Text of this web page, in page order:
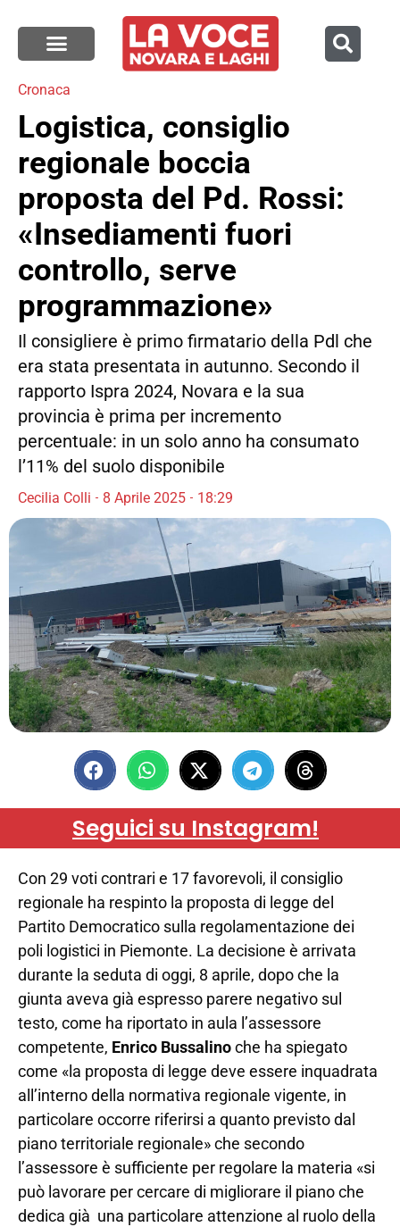
Cronaca
Logistica, consiglio
regionale boccia
proposta del Pd. Rossi:
«Insediamenti fuori
controllo, serve
programmazione»
Il consigliere è primo firmatario della Pdl che
era stata presentata in autunno. Secondo il
rapporto Ispra 2024, Novara e la sua
provincia è prima per incremento
percentuale: in un solo anno ha consumato
l’11% del suolo disponibile
Cecilia Colli 8 Aprile 2025 18:29
Seguici su Instagram!
Con 29 voti contrari e 17 favorevoli, il consiglio
regionale ha respinto la proposta di legge del
Partito Democratico sulla regolamentazione dei
poli logistici in Piemonte. La decisione è arrivata
durante la seduta di oggi, 8 aprile, dopo che la
giunta aveva già espresso parere negativo sul
testo, come ha riportato in aula l’assessore
competente, Enrico Bussalinoche ha spiegato
come «la proposta di legge deve essere inquadrata
all’interno della normativa regionale vigente, in
particolare occorre riferirsi a quanto previsto dal
piano territoriale regionale» che secondo
l’assessore è sufficiente per regolare la materia «si
può lavorare per cercare di migliorare il piano che
dedica già una particolare attenzione al ruolo della